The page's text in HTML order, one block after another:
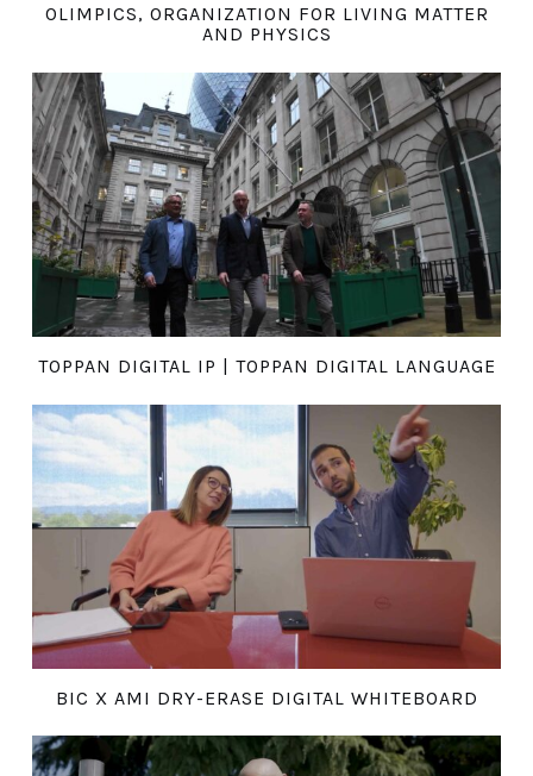
OLIMPICS, ORGANIZATION FOR LIVING MATTER
AND PHYSICS
TOPPAN DIGITAL IP | TOPPAN DIGITAL LANGUAGE
BIC X AMI DRY-ERASE DIGITAL WHITEBOARD